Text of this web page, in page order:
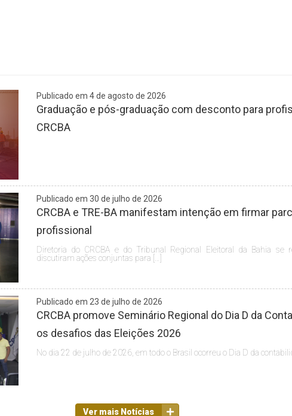
Publicado em 4 de agosto de 2026
Graduação e pós-graduação com desconto para
CRCBA
Publicado em 30 de julho de 2026
CRCBA e TRE-BA manifestam intenção em firmar
profissional
Diretoria do CRCBA e do Tribunal Regional Eleitoral da Bahia se
discutiram ações conjuntas para […]
Publicado em 23 de julho de 2026
CRCBA promove Seminário Regional do Dia D da
os desafios das Eleições 2026
No dia 22 de julho de 2026, em todo o Brasil ocorreu o Dia D da
Ver mais Notícias